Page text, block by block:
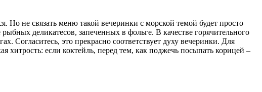
Но не связать меню такой вечеринки с морской темой будет просто
деликатесов, запеченных в фольге. В качестве горячительного
Согласитесь, это прекрасно соответствует духу вечеринки. Для
если коктейль, перед тем, как поджечь посыпать корицей –